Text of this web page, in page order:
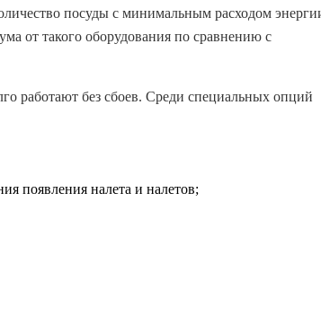
посуды с минимальным расходом
от такого оборудования по сравнению с
работают без сбоев. Среди специальных опций
появления налета и налетов;